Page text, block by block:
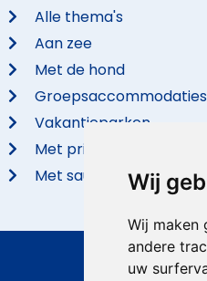
Wij
Wij maken
andere
uw
Alle thema's
Aan zee
Met de hond
Groepsaccommodaties
Vakantieparken
Met privé zwembad
Met sauna
© 2026